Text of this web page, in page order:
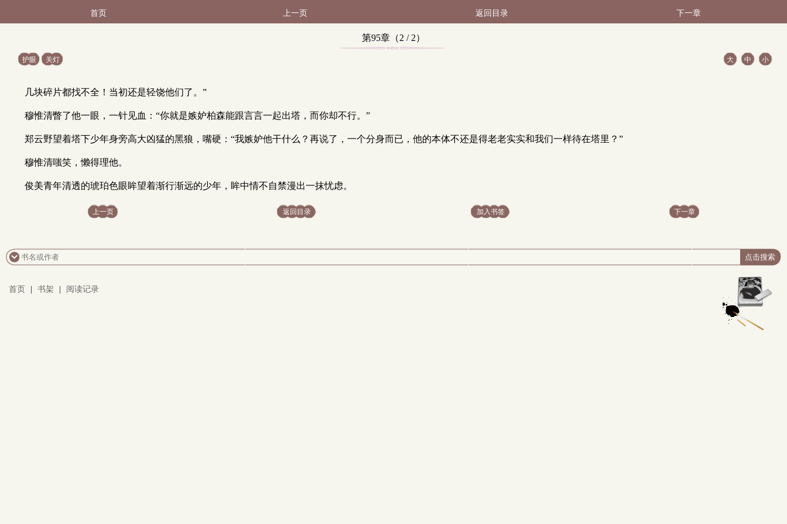
首页 上一页 返回目录 下一章
第95章（2 / 2）
护眼 关灯 大 中 小
几块碎片都找不全！当初还是轻饶他们了。”
穆惟清瞥了他一眼，一针见血：“你就是嫉妒柏森能跟言言一起出塔，而你却不行。”
郑云野望着塔下少年身旁高大凶猛的黑狼，嘴硬：“我嫉妒他干什么？再说了，一个分身而已，他的本体不还是得老老实实和我们一样待在塔里？”
穆惟清嗤笑，懒得理他。
俊美青年清透的琥珀色眼眸望着渐行渐远的少年，眸中情不自禁漫出一抹忧虑。
上一页 返回目录 加入书签 下一章
首页 书架 阅读记录